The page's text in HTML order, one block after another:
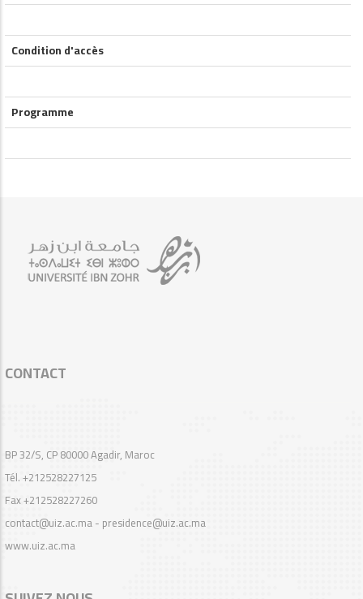
Condition d'accès
Programme
CONTACT
BP 32/S, CP 80000 Agadir, Maroc
Tél. +212528227125
Fax +212528227260
contact@uiz.ac.ma - presidence@uiz.ac.ma
www.uiz.ac.ma